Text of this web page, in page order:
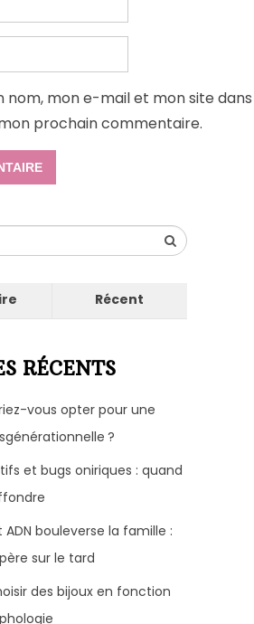
nom, mon e-mail et mon site
prochain commentaire.
Récent
RÉCENTS
vous opter pour une
?
et bugs oniriques : quand
bouleverse la famille :
sur le tard
des bijoux en fonction